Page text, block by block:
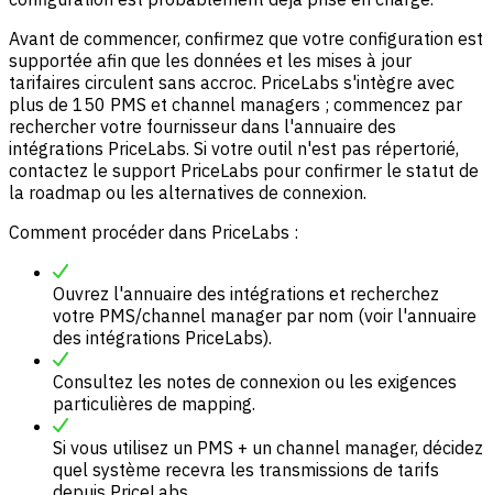
Avant de commencer, confirmez que votre configuration est
supportée afin que les données et les mises à jour
tarifaires circulent sans accroc. PriceLabs s'intègre avec
plus de 150 PMS et channel managers ; commencez par
rechercher votre fournisseur dans l'annuaire des
intégrations PriceLabs. Si votre outil n'est pas répertorié,
contactez le support PriceLabs pour confirmer le statut de
la roadmap ou les alternatives de connexion.
Comment procéder dans PriceLabs :
Ouvrez l'annuaire des intégrations et recherchez
votre PMS/channel manager par nom (voir l'annuaire
des intégrations PriceLabs).
Consultez les notes de connexion ou les exigences
particulières de mapping.
Si vous utilisez un PMS + un channel manager, décidez
quel système recevra les transmissions de tarifs